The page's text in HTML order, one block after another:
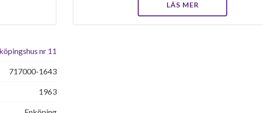
LÄS MER
nr 11
717000-1643
1963